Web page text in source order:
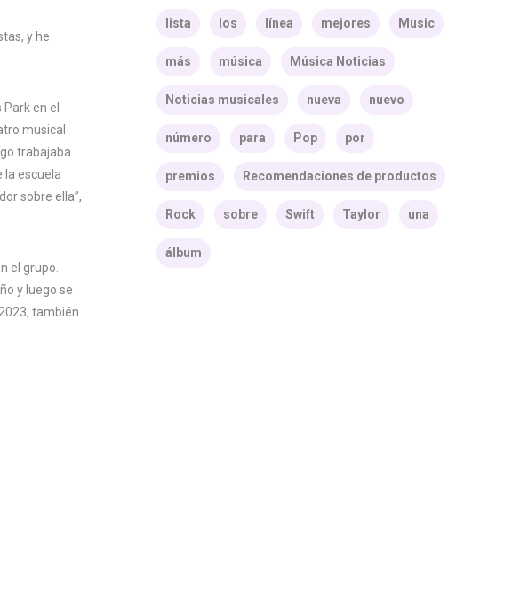
y he
en el
musical
trabajaba
la escuela
sobre ella”,
el grupo.
y luego se
también
lista los línea mejores Music
más música Música Noticias
Noticias musicales nueva nuevo
número para Pop por
premios Recomendaciones de productos
Rock sobre Swift Taylor una
álbum